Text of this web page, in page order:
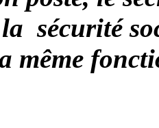
sécurité
même